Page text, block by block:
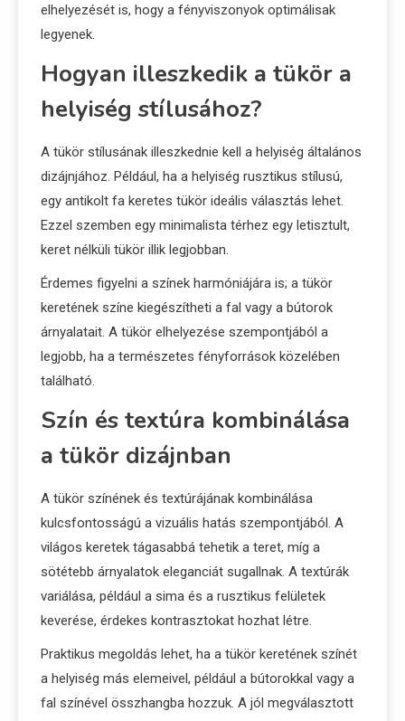
elhelyezését is, hogy a fényviszonyok optimálisak
legyenek.
Hogyan illeszkedik a tükör a
helyiség stílusához?
A tükör stílusának illeszkednie kell a helyiség általános
dizájnjához. Például, ha a helyiség rusztikus stílusú,
egy antikolt fa keretes tükör ideális választás lehet.
Ezzel szemben egy minimalista térhez egy letisztult,
keret nélküli tükör illik legjobban.
Érdemes figyelni a színek harmóniájára is; a tükör
keretének színe kiegészítheti a fal vagy a bútorok
árnyalatait. A tükör elhelyezése szempontjából a
legjobb, ha a természetes fényforrások közelében
található.
Szín és textúra kombinálása
a tükör dizájnban
A tükör színének és textúrájának kombinálása
kulcsfontosságú a vizuális hatás szempontjából. A
világos keretek tágasabbá tehetik a teret, míg a
sötétebb árnyalatok eleganciát sugallnak. A textúrák
variálása, például a sima és a rusztikus felületek
keverése, érdekes kontrasztokat hozhat létre.
Praktikus megoldás lehet, ha a tükör keretének színét
a helyiség más elemeivel, például a bútorokkal vagy a
fal színével összhangba hozzuk. A jól megválasztott